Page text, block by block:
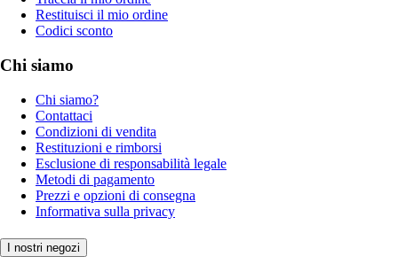
Restituisci il mio ordine
Codici sconto
Chi siamo
Chi siamo?
Contattaci
Condizioni di vendita
Restituzioni e rimborsi
Esclusione di responsabilità legale
Metodi di pagamento
Prezzi e opzioni di consegna
Informativa sulla privacy
I nostri negozi